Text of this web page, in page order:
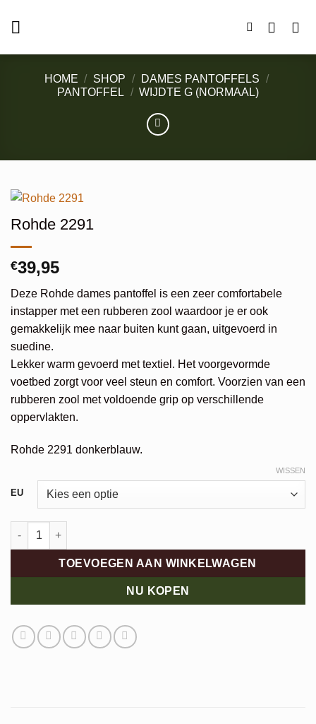
naar
HOME / SHOP / DAMES PANTOFFELS /
PANTOFFEL / WIJDTE G (NORMAAL)
Rohde 2291
€39,95
Deze Rohde dames pantoffel is een zeer comfortabele
instapper met een rubberen zool waardoor je er ook
gemakkelijk mee naar buiten kunt gaan, uitgevoerd in
suedine.
Lekker warm gevoerd met textiel. Het voorgevormde
voetbed zorgt voor veel steun en comfort. Voorzien van een
rubberen zool met voldoende grip op verschillende
oppervlakten.
Rohde 2291 donkerblauw.
EU
WISSEN
Rohde 2291 aantal
TOEVOEGEN AAN WINKELWAGEN
NU KOPEN
Alternative: